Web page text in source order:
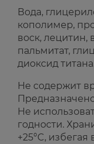
Вода,
кополимер,
воск, лецитин,
пальмитат,
диоксид
Не содержит
Не
годности.
+25°C,